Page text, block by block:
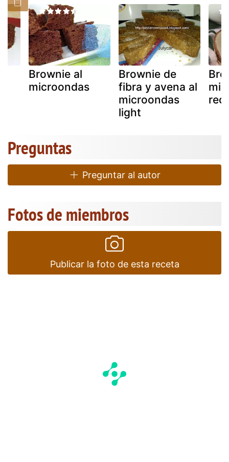
Brownie al
microondas
Brownie de
fibra y avena al
microondas
light
Preguntas
Preguntar al autor
Fotos de miembros
Publicar la foto de esta receta